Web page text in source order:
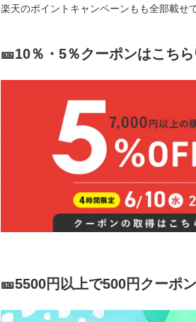
楽天のポイントキャンペーンもも全部載せ
🎫10％・5％クーポンはこちら
🎫5500円以上で500円クーポン